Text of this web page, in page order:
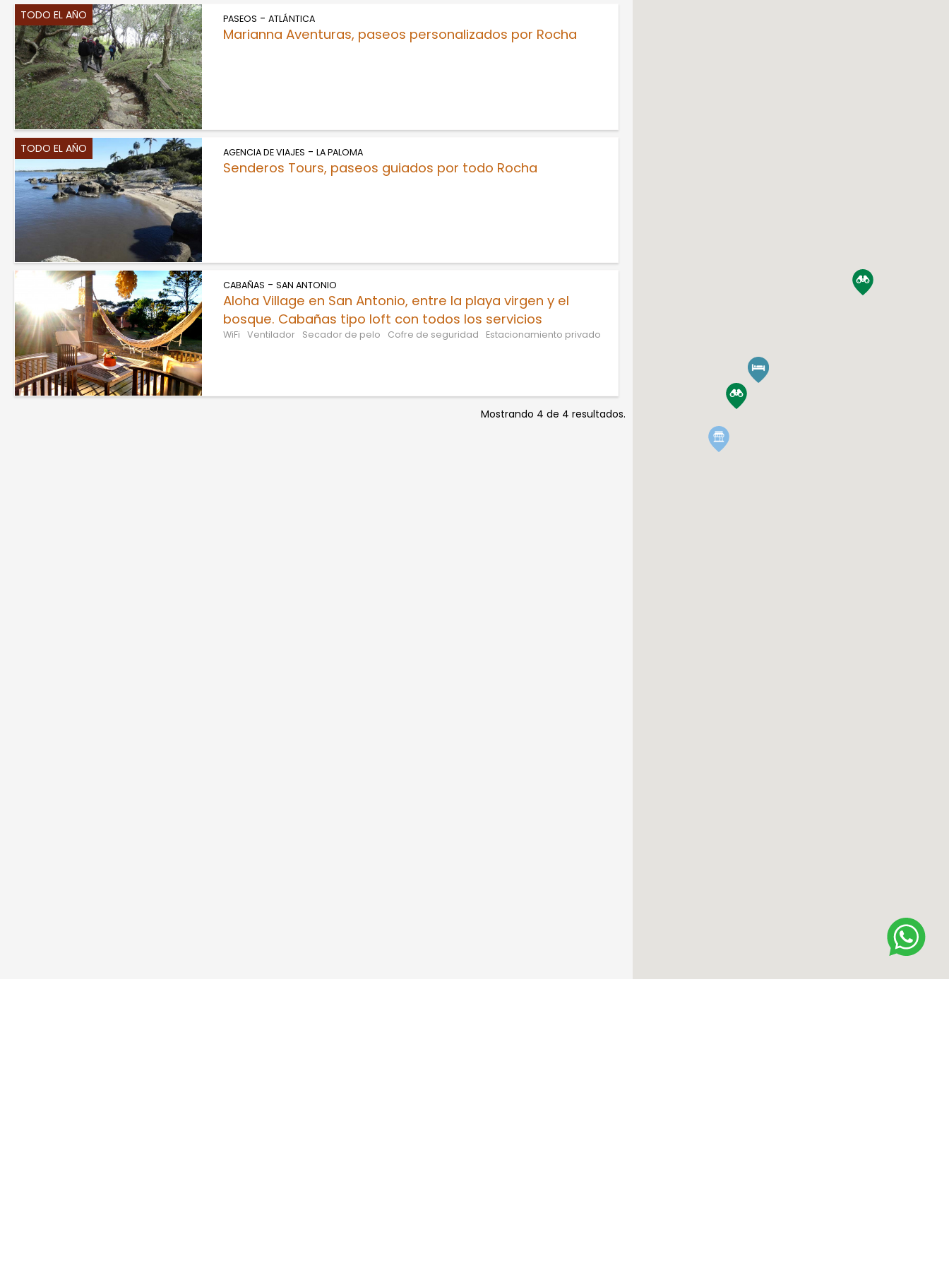
TODO EL AÑO PASEOS - ATLÁNTICA
Marianna Aventuras, paseos personalizados por Rocha
TODO EL AÑO AGENCIA DE VIAJES - LA PALOMA
Senderos Tours, paseos guiados por todo Rocha
CABAÑAS - SAN ANTONIO
Aloha Village en San Antonio, entre la playa virgen y el
bosque. Cabañas tipo loft con todos los servicios
WiFi Ventilador Secador de pelo Cofre de seguridad Estacionamiento privado
Mostrando 4 de 4 resultados.